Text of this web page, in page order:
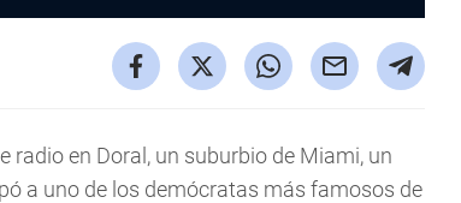
radio en Doral, un suburbio de Miami, un
a uno de los demócratas más famosos de